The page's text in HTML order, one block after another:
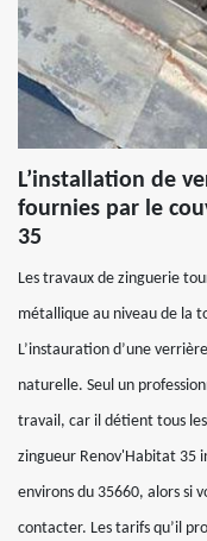
L’installation de
fournies par le
35
Les travaux de zinguerie
métallique au niveau de la
L’instauration d’une
naturelle. Seul un
travail, car il détient tous
zingueur Renov'Habitat 35
environs du 35660, alors si
contacter. Les tarifs qu’il